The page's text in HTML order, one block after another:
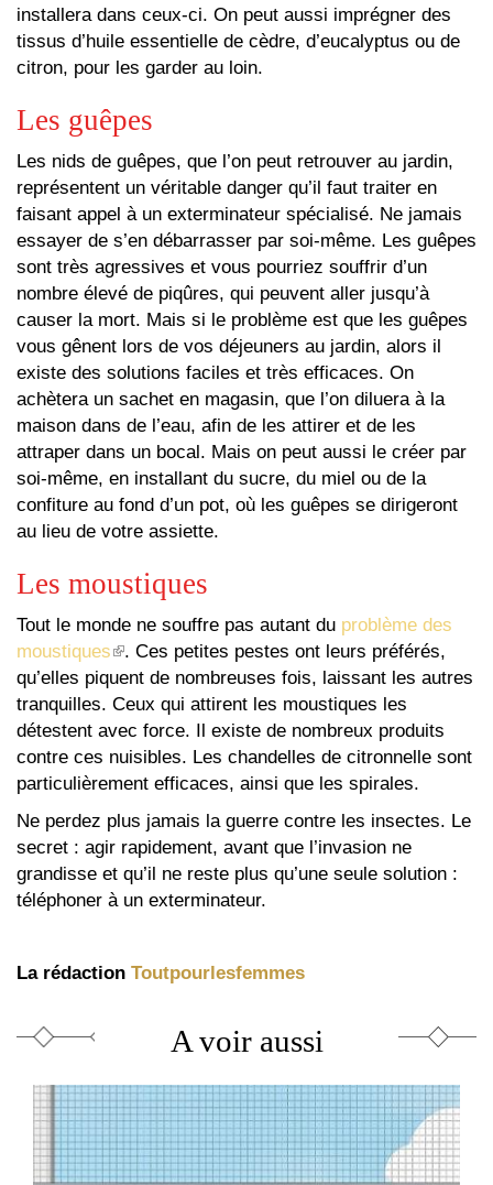
installera dans ceux-ci. On peut aussi imprégner des
tissus d’huile essentielle de cèdre, d’eucalyptus ou de
citron, pour les garder au loin.
Les guêpes
Les nids de guêpes, que l’on peut retrouver au jardin,
représentent un véritable danger qu’il faut traiter en
faisant appel à un exterminateur spécialisé. Ne jamais
essayer de s’en débarrasser par soi-même. Les guêpes
sont très agressives et vous pourriez souffrir d’un
nombre élevé de piqûres, qui peuvent aller jusqu’à
causer la mort. Mais si le problème est que les guêpes
vous gênent lors de vos déjeuners au jardin, alors il
existe des solutions faciles et très efficaces. On
achètera un sachet en magasin, que l’on diluera à la
maison dans de l’eau, afin de les attirer et de les
attraper dans un bocal. Mais on peut aussi le créer par
soi-même, en installant du sucre, du miel ou de la
confiture au fond d’un pot, où les guêpes se dirigeront
au lieu de votre assiette.
Les moustiques
Tout le monde ne souffre pas autant du problème des
moustiques(le
lien
est
externe)
. Ces petites pestes ont leurs préférés,
qu’elles piquent de nombreuses fois, laissant les autres
tranquilles. Ceux qui attirent les moustiques les
détestent avec force. Il existe de nombreux produits
contre ces nuisibles. Les chandelles de citronnelle sont
particulièrement efficaces, ainsi que les spirales.
Ne perdez plus jamais la guerre contre les insectes. Le
secret : agir rapidement, avant que l’invasion ne
grandisse et qu’il ne reste plus qu’une seule solution :
téléphoner à un exterminateur.
La rédaction Toutpourlesfemmes
A voir aussi